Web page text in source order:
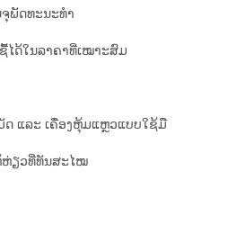
ພັດທະນະທໍາ
ໄດ້ໃນລາຄາທີ່ເໝາະສົມ
ດ ແລະ ເຄື່ອງຫຸ້ມແຫຼວແບບໃຊ້ມື
ຫ່ຽວທີ່ທັນສະໄໝ